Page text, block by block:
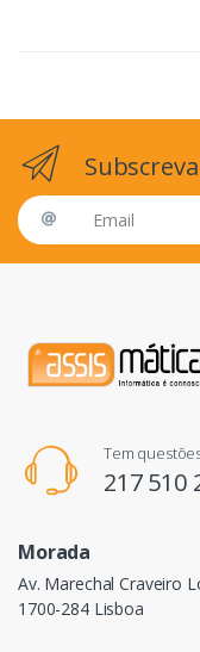
Email address
Tem
217 510
Morada
Av. Marechal Craveiro
1700-284 Lisboa